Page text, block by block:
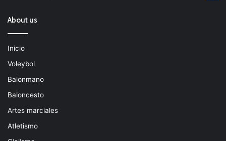
About us
Inicio
Voleybol
Balonmano
Baloncesto
Artes marciales
Atletismo